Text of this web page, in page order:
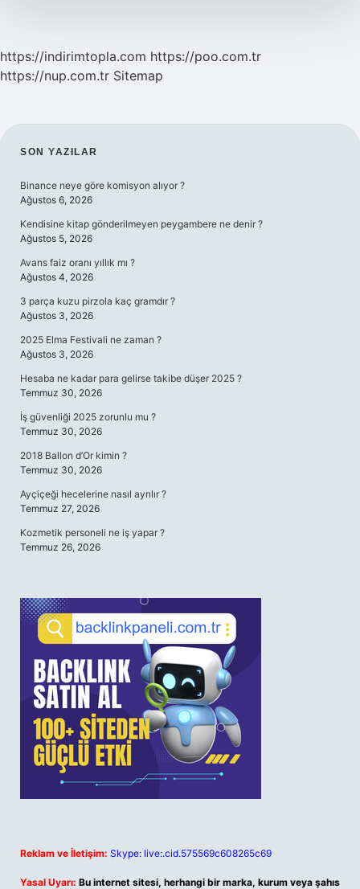
https://indirimtopla.com https://poo.com.tr
https://nup.com.tr Sitemap
SIDEBAR
SON YAZILAR
Binance neye göre komisyon alıyor ?
Ağustos 6, 2026
Kendisine kitap gönderilmeyen peygambere ne denir ?
Ağustos 5, 2026
Avans faiz oranı yıllık mı ?
Ağustos 4, 2026
3 parça kuzu pirzola kaç gramdır ?
Ağustos 3, 2026
2025 Elma Festivali ne zaman ?
Ağustos 3, 2026
Hesaba ne kadar para gelirse takibe düşer 2025 ?
Temmuz 30, 2026
İş güvenliği 2025 zorunlu mu ?
Temmuz 30, 2026
2018 Ballon d’Or kimin ?
Temmuz 30, 2026
Ayçiçeği hecelerine nasıl ayrılır ?
Temmuz 27, 2026
Kozmetik personeli ne iş yapar ?
Temmuz 26, 2026
Reklam ve İletişim: Skype: live:.cid.575569c608265c69
Yasal Uyarı: Bu internet sitesi, herhangi bir marka, kurum veya şahıs